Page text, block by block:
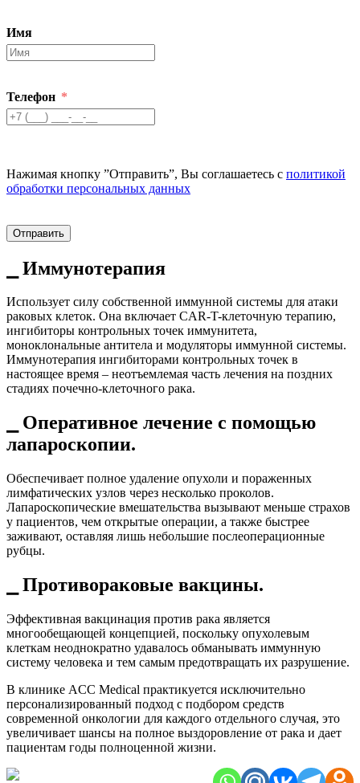
Имя
Телефон
Нажимая кнопку ”Отправить”, Вы соглашаетесь с политикой
обработки персональных данных
Отправить
⎯ Иммунотерапия
Использует силу собственной иммунной системы для атаки
раковых клеток. Она включает CAR-T-клеточную терапию,
ингибиторы контрольных точек иммунитета,
моноклональные антитела и модуляторы иммунной системы.
Иммунотерапия ингибиторами контрольных точек в
настоящее время – неотъемлемая часть лечения на поздних
стадиях почечно-клеточного рака.
⎯ Оперативное лечение с помощью
лапароскопии.
Обеспечивает полное удаление опухоли и пораженных
лимфатических узлов через несколько проколов.
Лапароскопические вмешательства вызывают меньше страхов
у пациентов, чем открытые операции, а также быстрее
заживают, оставляя лишь небольшие послеоперационные
рубцы.
⎯ Противораковые вакцины.
Эффективная вакцинация против рака является
многообещающей концепцией, поскольку опухолевым
клеткам неоднократно удавалось обманывать иммунную
систему человека и тем самым предотвращать их разрушение.
В клинике ACC Medical практикуется исключительно
персонализированный подход с подбором средств
современной онкологии для каждого отдельного случая, это
увеличивает шансы на полное выздоровление от рака и дает
пациентам годы полноценной жизни.